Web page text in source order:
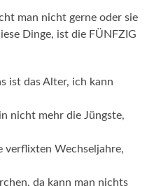
man nicht gerne oder sie
Dinge, ist die FÜNFZIG
ist das Alter, ich kann
nicht mehr die Jüngste,
verflixten Wechseljahre,
da kann man nichts